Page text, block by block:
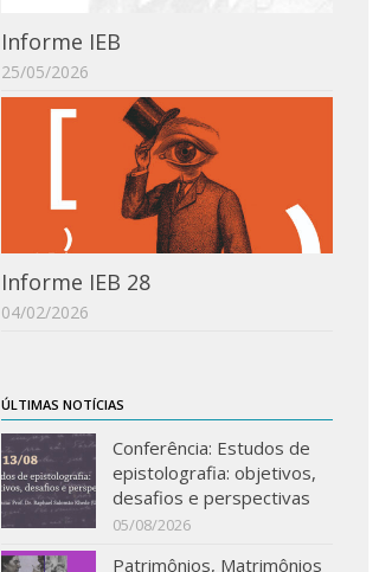
Informe IEB
25/05/2026
Informe IEB 28
04/02/2026
ÚLTIMAS NOTÍCIAS
Conferência: Estudos de
epistolografia: objetivos,
desafios e perspectivas
05/08/2026
Patrimônios, Matrimônios